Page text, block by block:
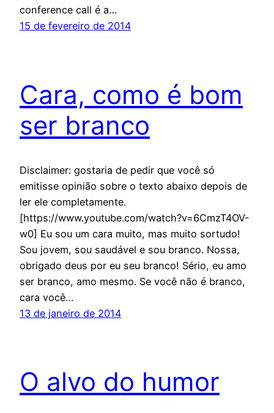
conference call é a…
15 de fevereiro de 2014
Cara, como é bom
ser branco
Disclaimer: gostaria de pedir que você só
emitisse opinião sobre o texto abaixo depois de
ler ele completamente.
[https://www.youtube.com/watch?v=6CmzT4OV-
w0] Eu sou um cara muito, mas muito sortudo!
Sou jovem, sou saudável e sou branco. Nossa,
obrigado deus por eu seu branco! Sério, eu amo
ser branco, amo mesmo. Se você não é branco,
cara você…
13 de janeiro de 2014
O alvo do humor